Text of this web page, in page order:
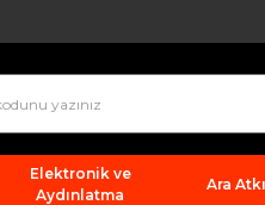
Elektronik ve
Aydınlatma
Ara